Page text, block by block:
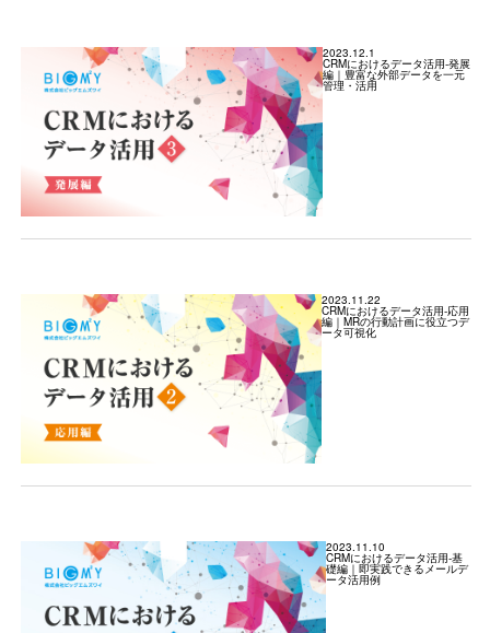
2023.12.1
CRMにおけるデータ活用-発展
編｜豊富な外部データを一元
管理・活用
2023.11.22
CRMにおけるデータ活用-応用
編｜MRの行動計画に役立つデ
ータ可視化
2023.11.10
CRMにおけるデータ活用-基
礎編｜即実践できるメールデ
ータ活用例